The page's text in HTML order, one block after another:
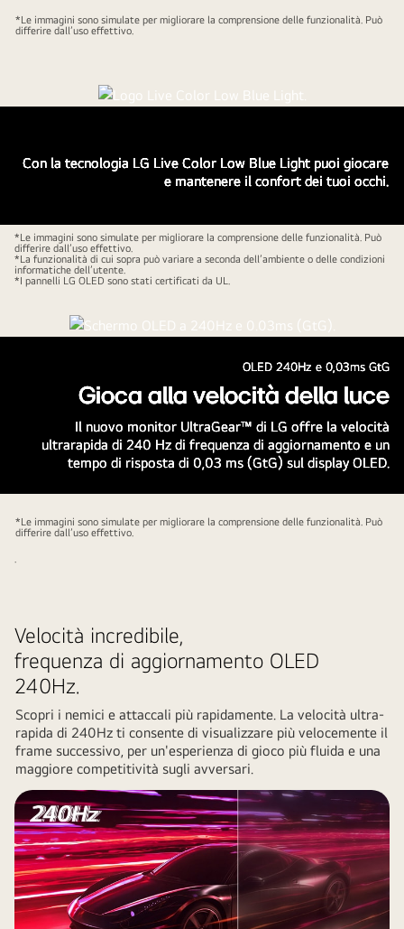
*Le immagini sono simulate per migliorare la comprensione delle funzionalità. Può
differire dall’uso effettivo.
Con la tecnologia LG Live Color Low Blue Light puoi giocare
e mantenere il confort dei tuoi occhi.
*Le immagini sono simulate per migliorare la comprensione delle funzionalità. Può
differire dall’uso effettivo.
*La funzionalità di cui sopra può variare a seconda dell’ambiente o delle condizioni
informatiche dell’utente.
*I pannelli LG OLED sono stati certificati da UL.
OLED 240Hz e 0,03ms GtG
Gioca alla velocità della luce
Il nuovo monitor UltraGear™ di LG offre la velocità
ultrarapida di 240 Hz di frequenza di aggiornamento e un
tempo di risposta di 0,03 ms (GtG) sul display OLED.
*Le immagini sono simulate per migliorare la comprensione delle funzionalità. Può
differire dall’uso effettivo.
.
Velocità incredibile,
frequenza di aggiornamento OLED
240Hz.
Scopri i nemici e attaccali più rapidamente. La velocità ultra-
rapida di 240Hz ti consente di visualizzare più velocemente il
frame successivo, per un'esperienza di gioco più fluida e una
maggiore competitività sugli avversari.